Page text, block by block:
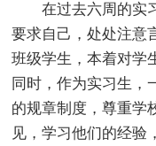
在过去六周的实习
要求自己，处处注意
班级学生，本着对学
同时，作为实习生，
的规章制度，尊重学
见，学习他们的经验